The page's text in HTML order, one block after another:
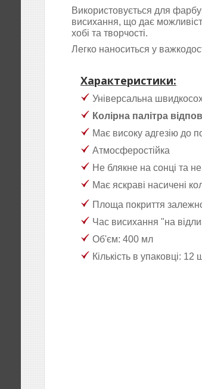
Використовується для
висихання, що дає
хобі та творчості.
Легко наноситься у
Характеристики:
Універсальна
Колірна палітра
Має високу адгезію до
Атмосферостійка
Не блякне на сонці та
Має яскраві насичені
Площа покриття
Час висихання "на
Об'єм: 400 мл
Кількість в упаковці: 12